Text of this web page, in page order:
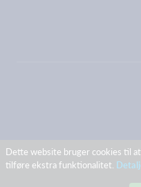
Dette website bruger cookies til
tilføre ekstra funktionalitet.